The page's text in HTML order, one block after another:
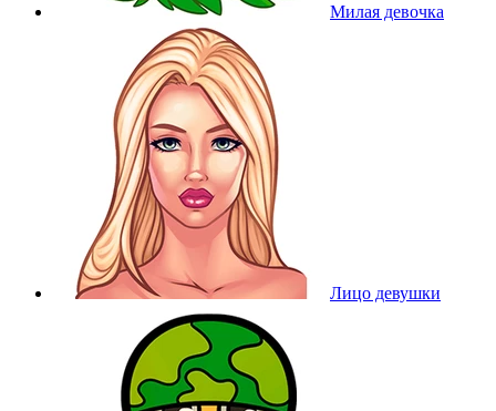
Милая девочка
Лицо девушки